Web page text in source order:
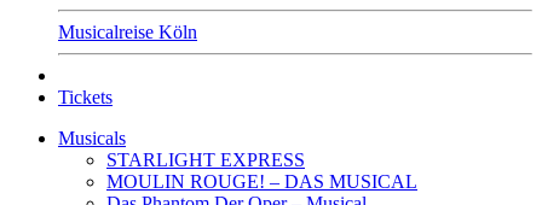
Musicalreise Köln
Tickets
Musicals
STARLIGHT EXPRESS
MOULIN ROUGE! – DAS MUSICAL